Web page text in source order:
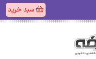
سبد خرید